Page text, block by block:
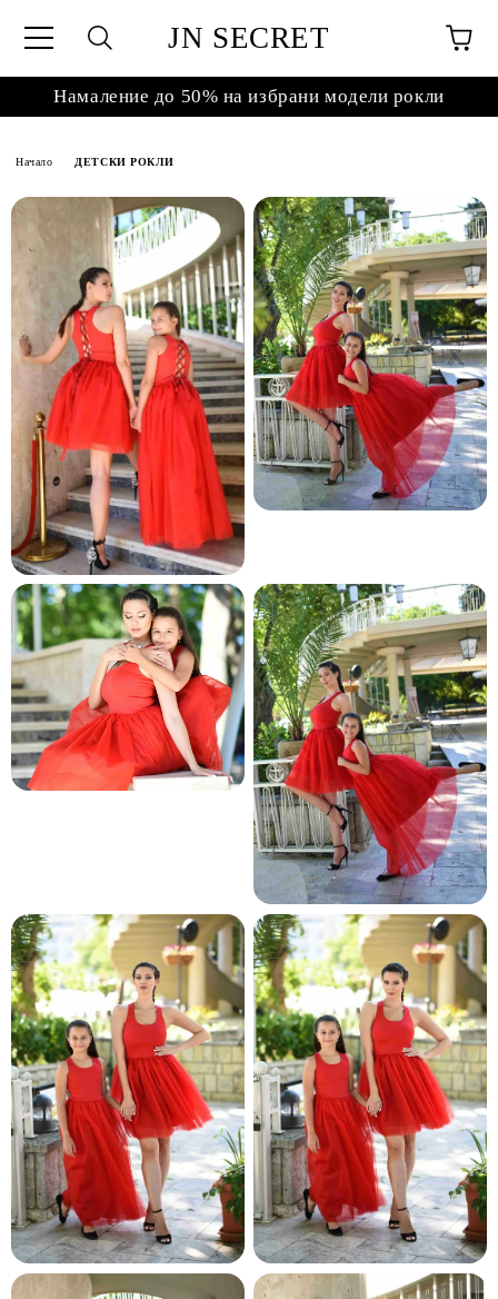
JN SECRET
и по лични мерки
Намаление до 50% на избрани модели рокли
Начало ДЕТСКИ РОКЛИ